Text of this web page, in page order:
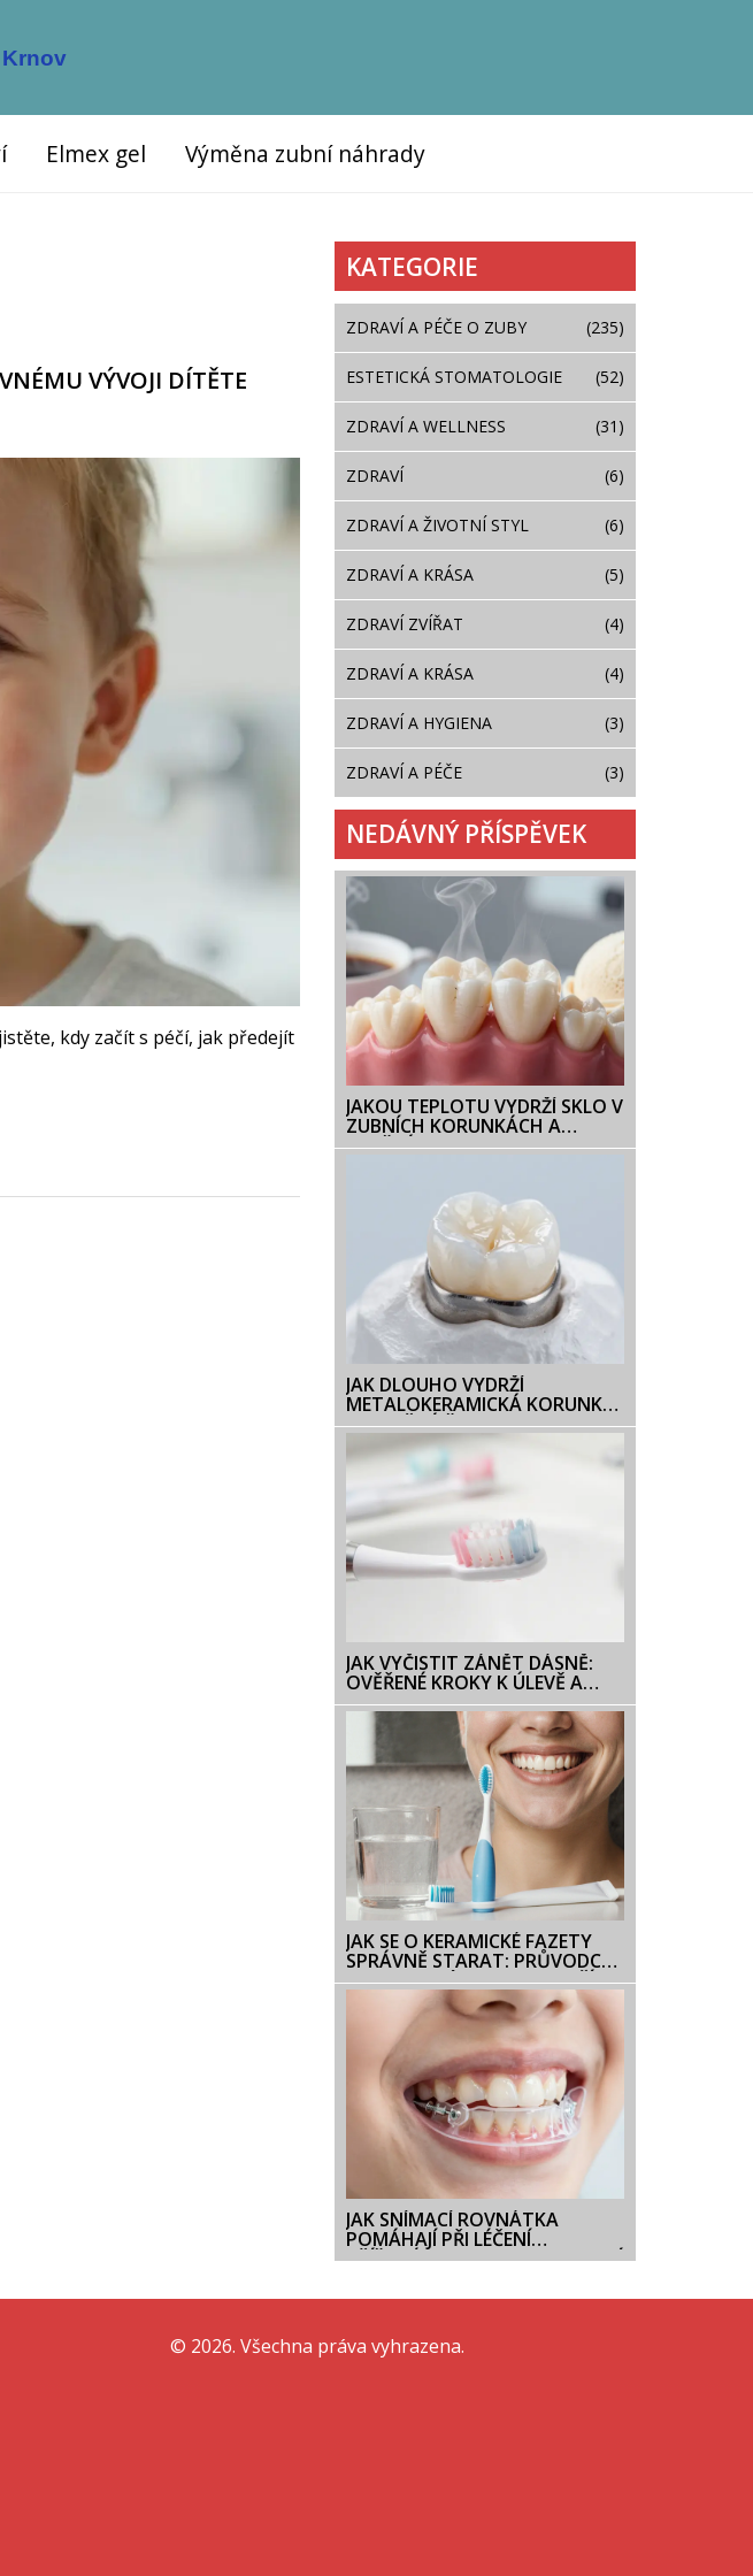
Elmex gel Výměna zubní náhrady
VÝVOJI DÍTĚTE
kdy začít s péčí, jak předejít
KATEGORIE
ZDRAVÍ A PÉČE O ZUBY (235)
ESTETICKÁ STOMATOLOGIE (52)
ZDRAVÍ A WELLNESS (31)
ZDRAVÍ (6)
ZDRAVÍ A ŽIVOTNÍ STYL (6)
ZDRAVÍ A KRÁSA (5)
ZDRAVÍ ZVÍŘAT (4)
ZDRAVÍ A KRÁSA (4)
ZDRAVÍ A HYGIENA (3)
ZDRAVÍ A PÉČE (3)
NEDÁVNÝ PŘÍSPĚVEK
JAKOU TEPLOTU VYDRŽÍ SKLO V
ZUBNÍCH KORUNKÁCH A
VLOŽKÁCH?
JAK DLOUHO VYDRŽÍ
METALOKERAMICKÁ KORUNKA?
SKUTEČNÁ ŽIVOTNOST A
FAKTORY OVLIVŇUJÍCÍ JEJÍ
TRVANLIVOST
JAK VYČISTIT ZÁNĚT DÁSNĚ:
OVĚŘENÉ KROKY K ÚLEVĚ A
PREVENCI
JAK SE O KERAMICKÉ FAZETY
SPRÁVNĚ STARAT: PRŮVODCE
PRO TRVALÝ LESK A BEZPEČÍ
JAK SNÍMACÍ ROVNÁTKA
POMÁHAJÍ PŘI LÉČENÍ
KŘÍŽOVÉHO SKUSU: KOMPLEXNÍ
© 2026. Všechna práva vyhrazena.